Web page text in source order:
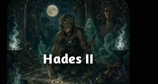
Hades II